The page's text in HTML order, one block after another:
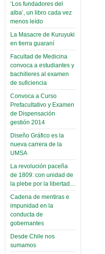
‘Los fundadores del
alba’, un libro cada vez
menos leído
La Masacre de Kuruyuki
en tierra guaraní
Facultad de Medicina
convoca a estudiantes y
bachilleres al examen
de suficiencia
Convoca a Curso
Prefacultativo y Examen
de Dispensación
gestión 2014
Diseño Gráfico es la
nueva carrera de la
UMSA
La revolución paceña
de 1809: con unidad de
la plebe por la libertad…
Cadena de mentiras e
impunidad en la
conducta de
gobernantes
Desde Chile nos
sumamos